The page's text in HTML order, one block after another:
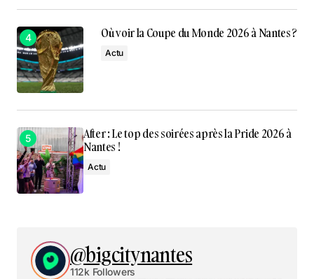
Où voir la Coupe du Monde 2026 à Nantes ?
Actu
After : Le top des soirées après la Pride 2026 à
Nantes !
Actu
@bigcitynantes
112k Followers